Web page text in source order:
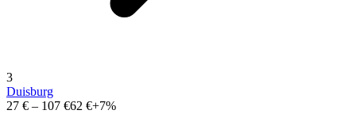
3
Duisburg
27 € – 107 €62 €+7%